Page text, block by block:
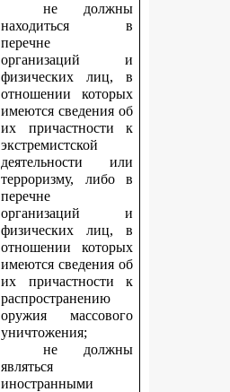
не должны
находиться в
перечне
организаций и
физических лиц, в
отношении которых
имеются сведения об
их причастности к
экстремистской
деятельности или
терроризму, либо в
перечне
организаций и
физических лиц, в
отношении которых
имеются сведения об
их причастности к
распространению
оружия массового
уничтожения;
не должны
являться
иностранными